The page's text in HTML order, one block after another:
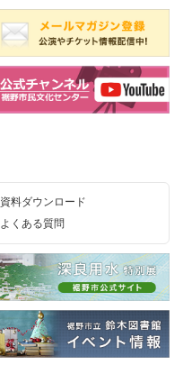
資料ダウンロード
よくある質問